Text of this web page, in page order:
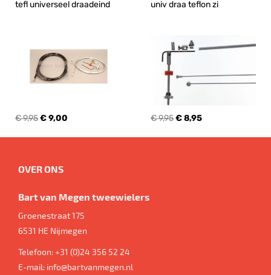
tefl universeel draadeind
€ 9,95€ 9,00
univ draa teflon zi
€ 9,95€ 8,95
OVER ONS
Bart van Megen tweewielers
Groenestraat 175
6531 HE Nijmegen
Telefoon:+31 (0)24 356 52 24
E-mail: info@bartvanmegen.nl